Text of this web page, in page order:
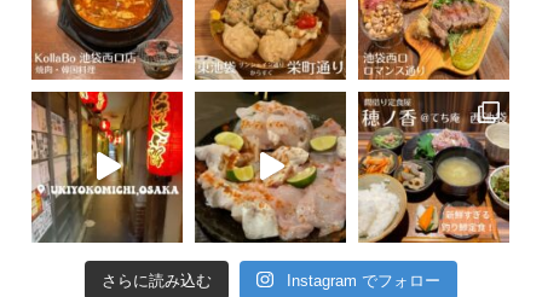
さらに読み込む Instagram でフォロー